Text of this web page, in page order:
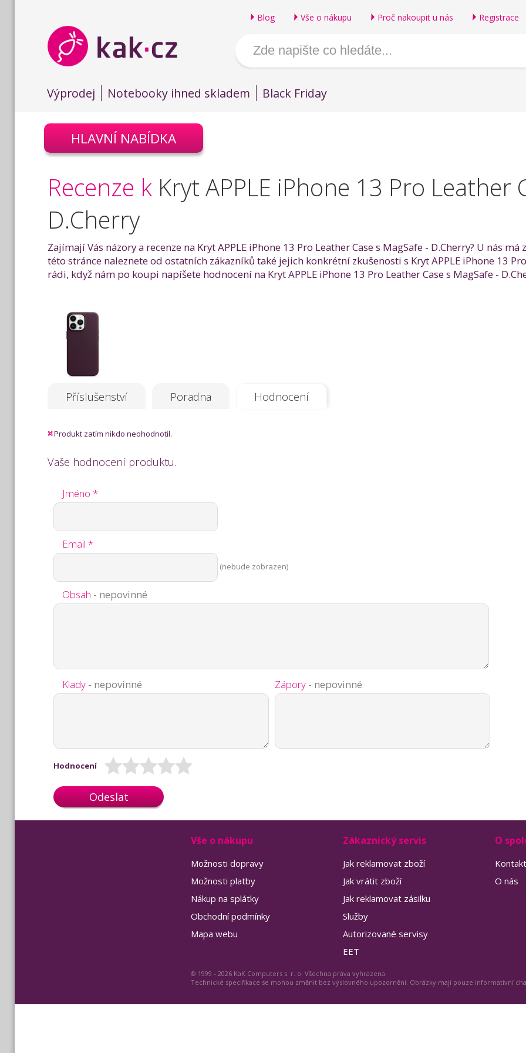
Blog Vše o nákupu Proč nakoupit u nás Registrace
Výprodej Notebooky ihned skladem Black Friday
HLAVNÍ NABÍDKA
Recenze k Kryt APPLE iPhone 13 Pro Leather
D.Cherry
Zajímají Vás názory a recenze na Kryt APPLE iPhone 13 Pro Leather Case s MagSafe - D.Cherry? U nás
této stránce naleznete od ostatních zákazníků také jejich konkrétní zkušenosti s Kryt APPLE iPhone 13
rádi, když nám po koupi napíšete hodnocení na Kryt APPLE iPhone 13 Pro Leather Case s MagSafe -
Příslušenství Poradna Hodnocení
Produkt zatím nikdo neohodnotil.
Vaše hodnocení produktu.
Jméno *
Email *
(nebude zobrazen)
Obsah - nepovinné
Klady - nepovinné Zápory - nepovinné
Hodnocení
Odeslat
Vše o nákupu
Možnosti dopravy
Možnosti platby
Nákup na splátky
Obchodní podmínky
Mapa webu
Zákaznický servis
Jak reklamovat zboží
Jak vrátit zboží
Jak reklamovat zásilku
Služby
Autorizované servisy
EET
O
O nás
© 1999 - 2026 KaK Computers s. r. o. Všechna práva vyhrazena.
Technické specifikace se mohou změnit bez výslovného upozornění. Obrázky mají pouze informativní